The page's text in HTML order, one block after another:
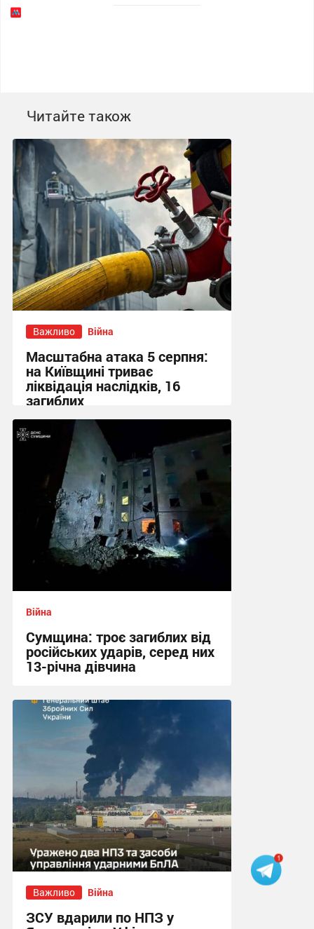
Читайте також
Важливо Війна
Масштабна атака 5 серпня:
на Київщині триває
ліквідація наслідків, 16
загиблих
13:23 вчора
Війна
Сумщина: троє загиблих від
російських ударів, серед них
13-річна дівчина
11:39 вчора
Важливо Війна
ЗСУ вдарили по НПЗ у